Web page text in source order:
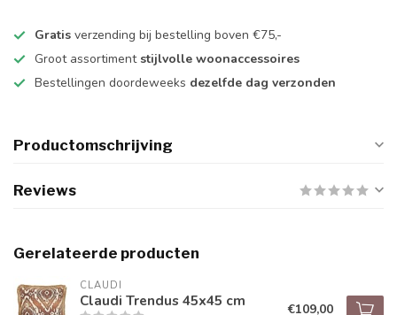
Gratis verzending bij bestelling boven €75,-
Groot assortiment stijlvolle woonaccessoires
Bestellingen doordeweeks dezelfde dag verzonden
Productomschrijving
Reviews
Gerelateerde producten
CLAUDI
Claudi Trendus 45x45 cm €109,00